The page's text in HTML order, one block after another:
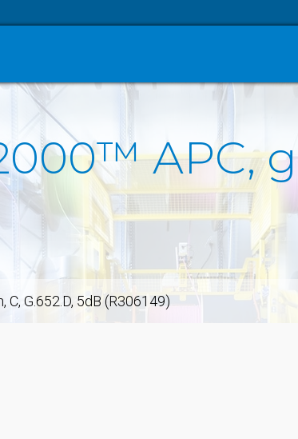
APC,
G.652.D, 5dB (R306149)